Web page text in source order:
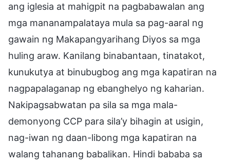
ang iglesia at mahigpit na pagbabawalan ang
mga mananampalataya mula sa pag-aaral ng
gawain ng Makapangyarihang Diyos sa mga
huling araw. Kanilang binabantaan, tinatakot,
kunukutya at binubugbog ang mga kapatiran na
nagpapalaganap ng ebanghelyo ng kaharian.
Nakipagsabwatan pa sila sa mga mala-
demonyong CCP para sila’y bihagin at usigin,
nag-iwan ng daan-libong mga kapatiran na
walang tahanang babalikan. Hindi bababa sa